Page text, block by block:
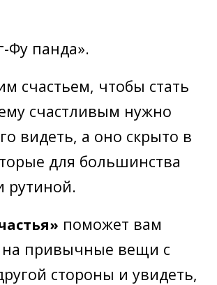
Фу панда».
счастьем, чтобы стать
счастливым нужно
видеть, а оно скрыто в
для большинства
рутиной.
поможет вам
на привычные вещи с
стороны и увидеть,